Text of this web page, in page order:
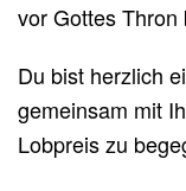
vor Gottes Thron
Du bist herzlich
gemeinsam mit
Lobpreis zu